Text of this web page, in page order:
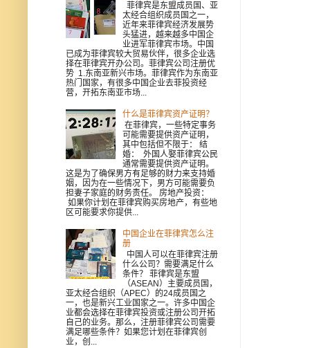
菲律宾是东盟成员国、亚
太经合组织成员国之一，
近年来菲律宾经济发展势
头猛进，越来越多中国企
业进军菲律宾市场。中国
已成为菲律宾较大贸易伙伴，很多企业选
择在菲律宾开办公司。菲律宾公司注册优
势 1.东南亚新兴市场。菲律宾作为东南亚
热门国家，有很多中国企业去菲投资经
营，开拓东南亚市场...
什么是菲律宾资产证明？
在菲律宾，一些特定事务
可能需要提供资产证明，
其中包括但不限于： 结
婚： 外国人娶菲律宾公民
通常需要提供资产证明。
这是为了确保男方有足够的财力来支持婚
姻，因为在一些情况下，男方可能需要负
担妻子家庭的财务责任。 房地产投资：
如果你计划在菲律宾购买房地产，有些地
区可能要求你提供...
中国企业在菲律宾怎么注
册
中国人可以在菲律宾注册
什么公司？需要满足什么
条件？ 菲律宾是东盟
（ASEAN）主要成员国，
亚太经合组织（APEC）的24成员国之
一，也是新兴工业国家之一。许多中国企
业都会选择在菲律宾投资或注册公司开拓
自己的业务。那么，注册菲律宾公司需要
满足哪些条件？如果您计划在菲律宾创
业，创...